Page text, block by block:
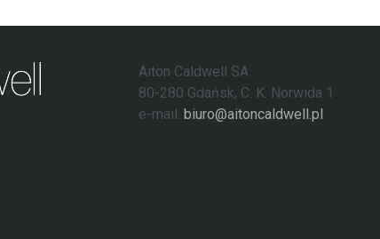
Aiton Caldwell SA
80-280 Gdańsk, C. K. Norwida 1
e-mail: biuro@aitoncaldwell.pl